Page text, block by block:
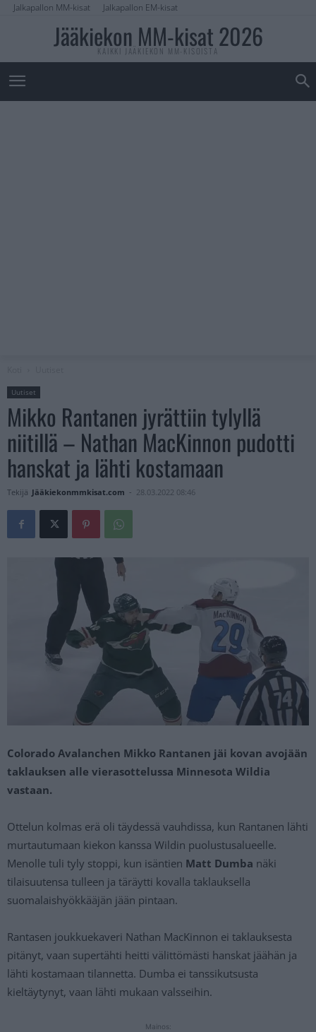
Jalkapallon MM-kisat Jalkapallon EM-kisat
Jääkiekon MM-kisat 2026
KAIKKI JÄÄKIEKON MM-KISOISTA
Uutiset
Mikko Rantanen jyrättiin tylyllä
niitillä – Nathan MacKinnon pudotti
hanskat ja lähti kostamaan
Tekijä Jääkiekonmmkisat.com - 28.03.2022 08:46
Colorado Avalanchen Mikko Rantanen jäi kovan avojään
taklauksen alle vierasottelussa Minnesota Wildia
vastaan.
Ottelun kolmas erä oli täydessä vauhdissa, kun Rantanen lähti
murtautumaan kiekon kanssa Wildin puolustusalueelle.
Menolle tuli tyly stoppi, kun isäntien Matt Dumba näki
tilaisuutensa tulleen ja täräytti kovalla taklauksella
suomalaishyökkääjän jään pintaan.
Rantasen joukkuekaveri Nathan MacKinnon ei taklauksesta
pitänyt, vaan supertähti heitti välittömästi hanskat jäähän ja
lähti kostamaan tilannetta. Dumba ei tanssikutsusta
kieltäytynyt, vaan lähti mukaan valsseihin.
Mainos: